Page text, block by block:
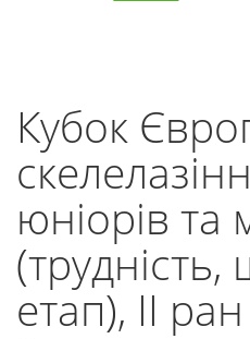
Кубок
юніорів та
(трудність,
етап), II ран